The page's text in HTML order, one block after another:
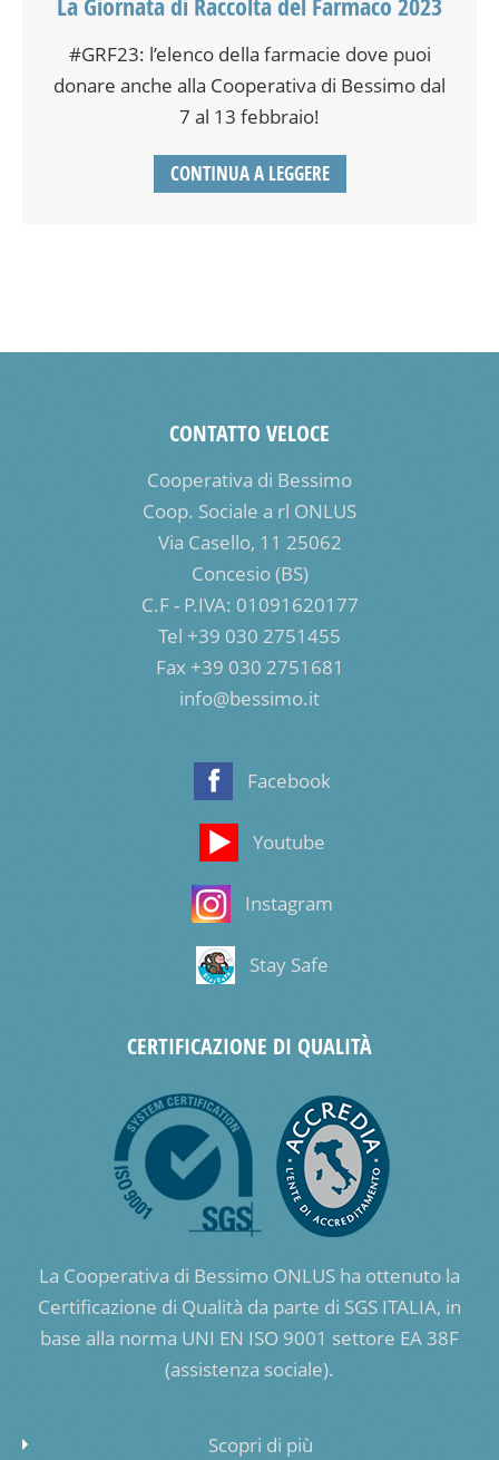
La Giornata di Raccolta del Farmaco 2023
#GRF23: l’elenco della farmacie dove puoi
donare anche alla Cooperativa di Bessimo dal
7 al 13 febbraio!
CONTINUA A LEGGERE
CONTATTO VELOCE
Cooperativa di Bessimo
Coop. Sociale a rl ONLUS
Via Casello, 11 25062
Concesio (BS)
C.F - P.IVA: 01091620177
Tel +39 030 2751455
Fax +39 030 2751681
info@bessimo.it
Facebook
Youtube
Instagram
Stay Safe
CERTIFICAZIONE DI QUALITÀ
La Cooperativa di Bessimo ONLUS ha ottenuto la
Certificazione di Qualità da parte di SGS ITALIA, in
base alla norma UNI EN ISO 9001 settore EA 38F
(assistenza sociale).
Scopri di più